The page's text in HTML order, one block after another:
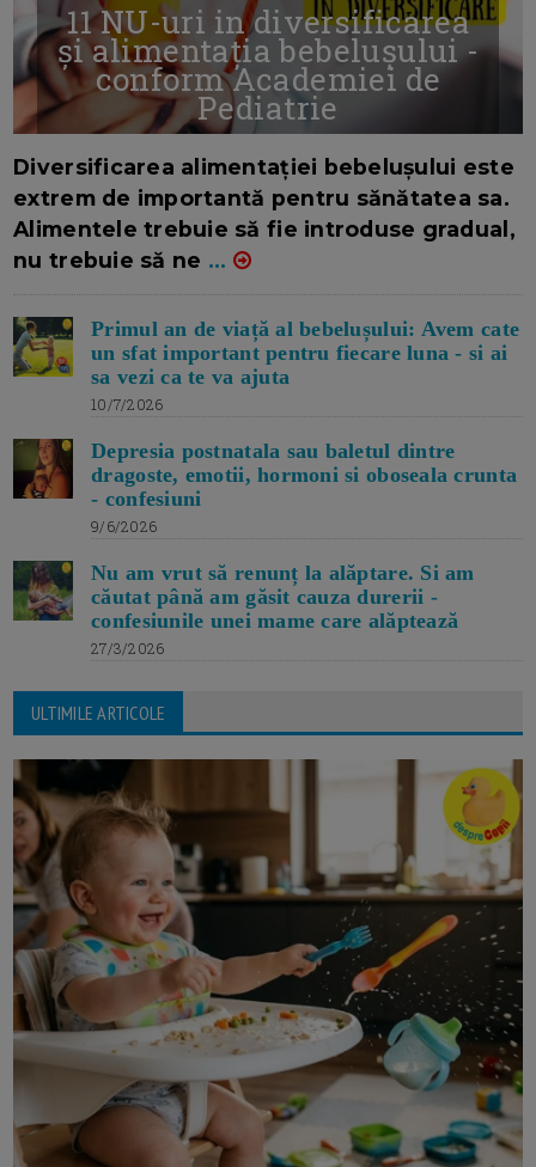
11 NU-uri in diversificarea
și alimentația bebelușului -
conform Academiei de
Pediatrie
Diversificarea alimentației bebelușului este
extrem de importantă pentru sănătatea sa.
Alimentele trebuie să fie introduse gradual,
nu trebuie să ne ...
Primul an de viață al bebelușului: Avem cate
un sfat important pentru fiecare luna - si ai
sa vezi ca te va ajuta
10/7/2026
Depresia postnatala sau baletul dintre
dragoste, emotii, hormoni si oboseala crunta
- confesiuni
9/6/2026
Nu am vrut să renunț la alăptare. Si am
căutat până am găsit cauza durerii -
confesiunile unei mame care alăptează
27/3/2026
ULTIMILE ARTICOLE